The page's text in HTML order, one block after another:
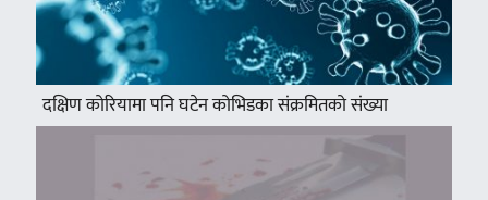
दक्षिण कोरियामा पनि घटेन कोभिडका संक्रमितको संख्या